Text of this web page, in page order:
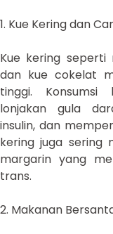
1. Kue Kering dan
Kue kering seperti
dan kue cokelat
tinggi.
lonjakan gula
insulin, dan
kering juga sering
margarin yang
trans.
2. Makanan